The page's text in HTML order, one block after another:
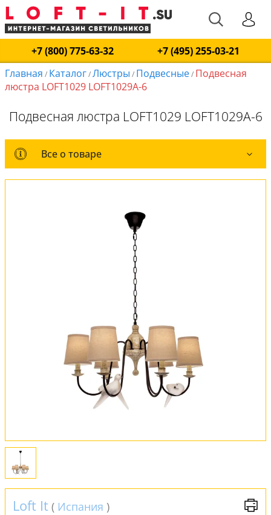
+7 (800) 775-63-32
+7 (495) 255-03-21
Главная / Каталог/Люстры / Подвесные/ Подвесная
люстра LOFT1029 LOFT1029A-6
Подвесная люстра LOFT1029 LOFT1029A-6
Все о товаре
Все о товаре
Комплект лампочек
Отзывы
Loft It ( Испания )